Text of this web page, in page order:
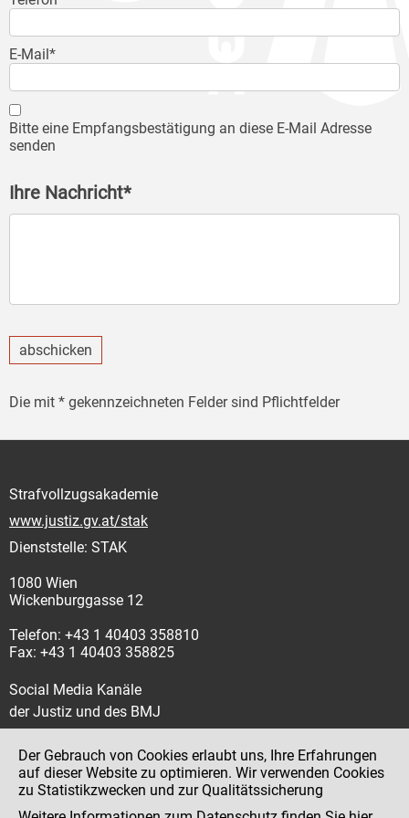
E-Mail*
Bitte eine Empfangsbestätigung an diese E-Mail Adresse
senden
Ihre Nachricht*
abschicken
Die mit * gekennzeichneten Felder sind Pflichtfelder
Strafvollzugsakademie
www.justiz.gv.at/stak
Dienststelle: STAK
1080 Wien
Wickenburggasse 12
Telefon: +43 1 40403 358810
Fax: +43 1 40403 358825
Social Media Kanäle
der Justiz und des BMJ
Impressum
Der Gebrauch von Cookies erlaubt uns, Ihre Erfahrungen
auf dieser Website zu optimieren. Wir verwenden Cookies
zu Statistikzwecken und zur Qualitätssicherung